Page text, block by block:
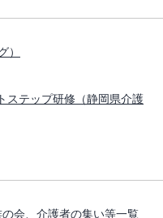
）
ステップ研修（静岡県介護
会、介護者の集い等一覧